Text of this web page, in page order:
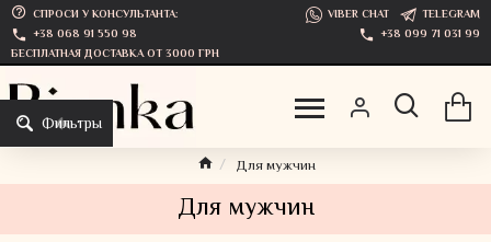
Фильтры
СПРОСИ У КОНСУЛЬТАНТА: VIBER CHAT
TELEGRAM
+38 068 91 550 98
+38 099 71 031 99
БЕСПЛАТНАЯ ДОСТАВКА ОТ 3000 ГРН
Для мужчин
Для мужчин